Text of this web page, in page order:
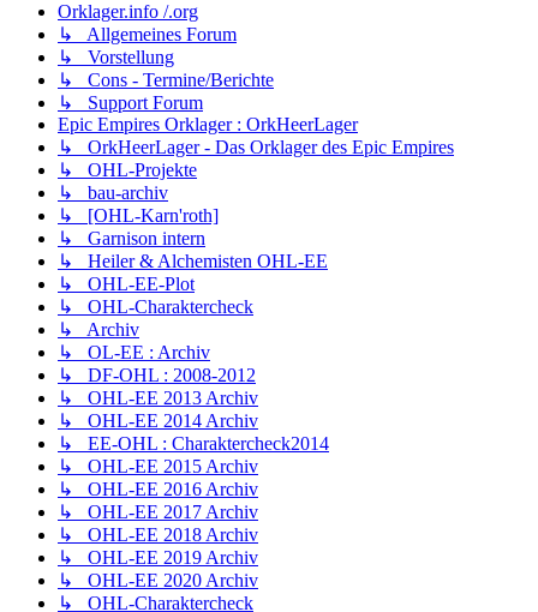
Orklager.info /.org
↳ Allgemeines Forum
↳ Vorstellung
↳ Cons - Termine/Berichte
↳ Support Forum
Epic Empires Orklager : OrkHeerLager
↳ OrkHeerLager - Das Orklager des Epic Empires
↳ OHL-Projekte
↳ bau-archiv
↳ [OHL-Karn'roth]
↳ Garnison intern
↳ Heiler & Alchemisten OHL-EE
↳ OHL-EE-Plot
↳ OHL-Charaktercheck
↳ Archiv
↳ OL-EE : Archiv
↳ DF-OHL : 2008-2012
↳ OHL-EE 2013 Archiv
↳ OHL-EE 2014 Archiv
↳ EE-OHL : Charaktercheck2014
↳ OHL-EE 2015 Archiv
↳ OHL-EE 2016 Archiv
↳ OHL-EE 2017 Archiv
↳ OHL-EE 2018 Archiv
↳ OHL-EE 2019 Archiv
↳ OHL-EE 2020 Archiv
↳ OHL-Charaktercheck